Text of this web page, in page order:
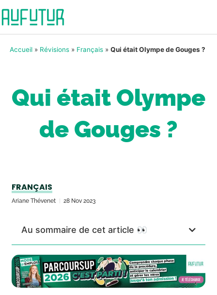
Accueil » Révisions » Français » Qui était Olympe de Gouges ?
Qui était Olympe
de Gouges ?
FRANÇAIS
Ariane Thévenet 28 Nov 2023
Au sommaire de cet article 👀